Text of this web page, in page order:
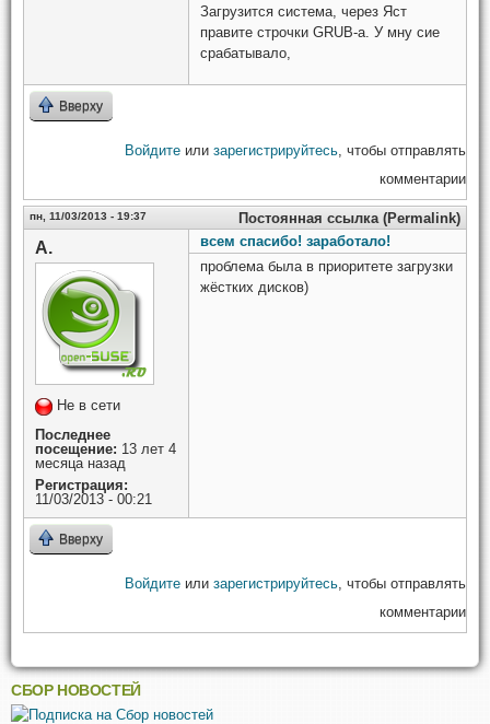
Загрузится система, через Яст
правите строчки GRUB-а. У мну сие
срабатывало,
Вверху
Войдите или зарегистрируйтесь, чтобы отправлять
комментарии
пн, 11/03/2013 - 19:37 Постоянная ссылка (Permalink)
А.
Не в сети
Последнее
посещение: 13 лет 4
месяца назад
Регистрация:
11/03/2013 - 00:21
всем спасибо! заработало!
проблема была в приоритете загрузки
жёстких дисков)
Вверху
Войдите или зарегистрируйтесь, чтобы отправлять
комментарии
СБОР НОВОСТЕЙ